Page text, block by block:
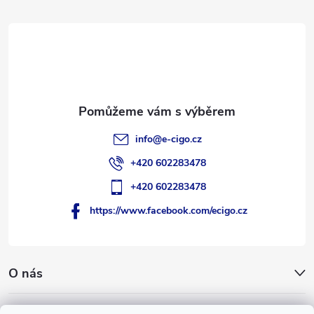
O nás
info@e-cigo.cz
+420 602283478
+420 602283478
https://www.facebook.com/ecigo.cz